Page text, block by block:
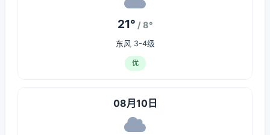
21° / 8°
东风 3-4级
优
08月10日